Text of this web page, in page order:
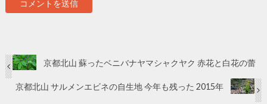
京都北山 蘇ったベニバナヤマシャクヤク 赤花と白花の蕾
京都北山 サルメンエビネの自生地 今年も残った 2015年